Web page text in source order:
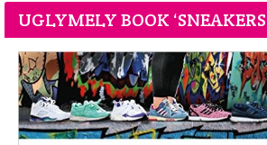
UGLYMELY BOOK